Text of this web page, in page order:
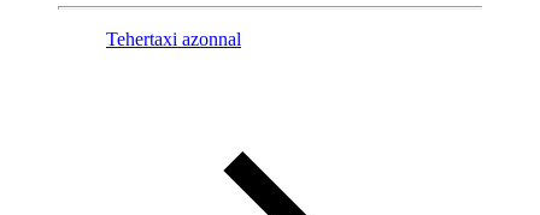
Tehertaxi azonnal